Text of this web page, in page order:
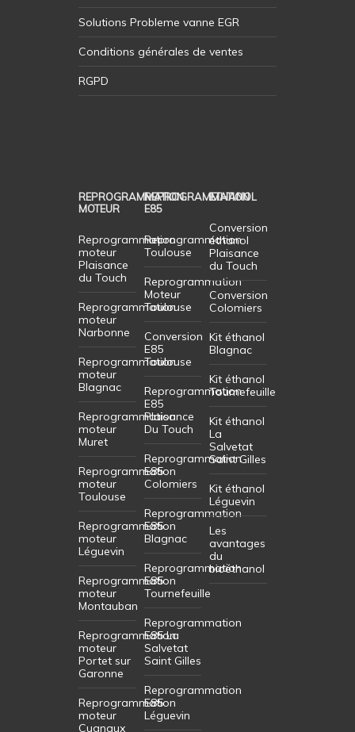
Solutions Probleme vanne EGR
Conditions générales de ventes
RGPD
REPROGRAMMATION
MOTEUR
Reprogrammation
moteur
Plaisance
du Touch
Reprogrammation
moteur
Narbonne
Reprogrammation
moteur
Blagnac
Reprogrammation
moteur
Muret
Reprogrammation
moteur
Toulouse
Reprogrammation
moteur
Léguevin
Reprogrammation
moteur
Montauban
Reprogrammation
moteur
Portet sur
Garonne
Reprogrammation
moteur
Cugnaux
REPROGRAMMATION
E85
Reprogrammation
Toulouse
Reprogrammation
Moteur
Toulouse
Conversion
E85
Toulouse
Reprogrammation
E85
Plaisance
Du Touch
Reprogrammation
E85
Colomiers
Reprogrammation
E85
Blagnac
Reprogrammation
E85
Tournefeuille
Reprogrammation
E85 La
Salvetat
Saint Gilles
Reprogrammation
E85
Léguevin
ETHANOL
Conversion
éthanol
Plaisance
du Touch
Conversion
Colomiers
Kit éthanol
Blagnac
Kit éthanol
Tournefeuille
Kit éthanol
La
Salvetat
Saint Gilles
Kit éthanol
Léguevin
Les
avantages
du
bioéthanol